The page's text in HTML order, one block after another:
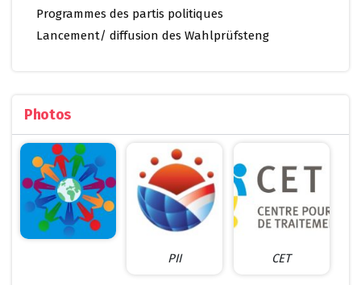
Programmes des partis politiques
Lancement/ diffusion des Wahlprüfsteng
Photos
PII CET